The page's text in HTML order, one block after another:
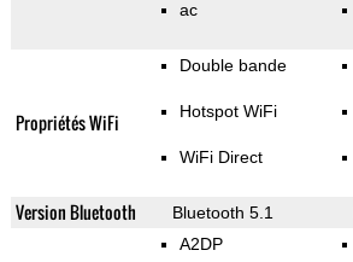
ac
Propriétés WiFi
Double bande
Hotspot WiFi
WiFi Direct
Version Bluetooth Bluetooth 5.1
A2DP